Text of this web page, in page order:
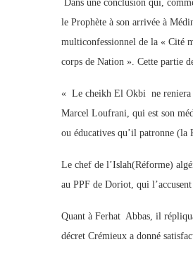
Dans une conclusion qui,
le Prophète à son arrivée à
multiconfessionnel de la « Cité
corps de Nation ». Cette partie
« Le cheikh El Okbi ne reniera
Marcel Loufrani, qui est son
ou éducatives qu’il patronne (la
Le chef de l’Islah(Réforme)
au PPF de Doriot, qui
Quant à Ferhat Abbas, il
décret Crémieux a donné